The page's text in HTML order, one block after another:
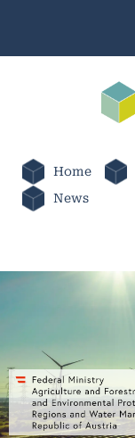
Home
News